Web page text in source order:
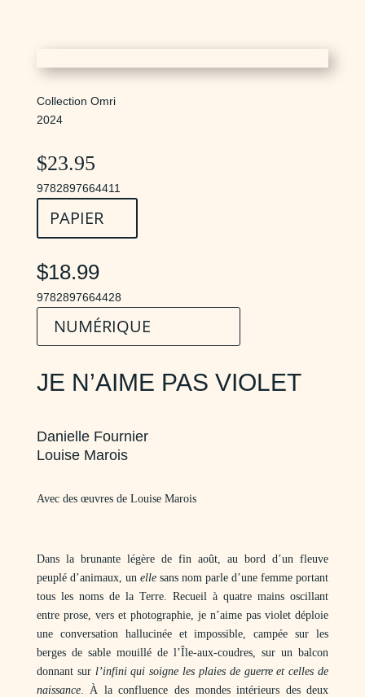
Collection Omri
2024
$23.95
9782897664411
PAPIER
$18.99
9782897664428
NUMÉRIQUE
JE N’AIME PAS VIOLET
Danielle Fournier
Louise Marois
Avec des œuvres de Louise Marois
Dans la brunante légère de fin août, au bord d’un fleuve
peuplé d’animaux, un ellesans nom parle d’une femme portant
tous les noms de la Terre. Recueil à quatre mains oscillant
entre prose, vers et photographie, je n’aime pas violet déploie
une conversation hallucinée et impossible, campée sur les
berges de sable mouillé de l’Île-aux-coudres, sur un balcon
donnant sur l’infini qui soigne les plaies de guerre et celles de
naissance. À la confluence des mondes intérieurs des deux